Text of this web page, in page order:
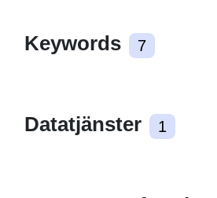
Keywords 7
Datatjänster 1